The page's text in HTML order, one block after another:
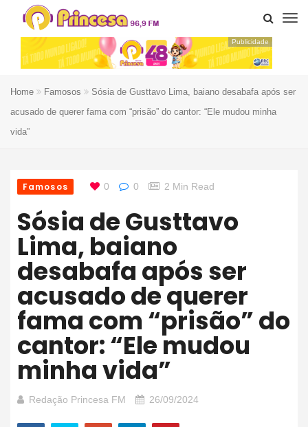
Publicidade
Home Famosos
Sósia de Gusttavo Lima, baiano desabafa após ser
acusado de querer fama com “prisão” do cantor: “Ele mudou minha
vida”
Famosos 0 0 2 Min Read
Sósia de Gusttavo
Lima, baiano
desabafa após ser
acusado de querer
fama com “prisão” do
cantor: “Ele mudou
minha vida”
Redação Princesa FM 26/09/2024